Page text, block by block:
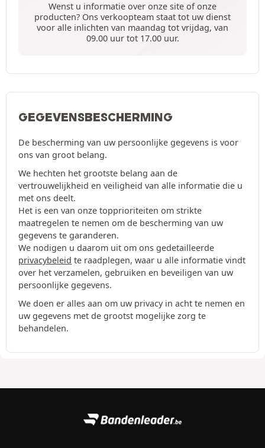
Wenst u informatie over onze site of onze
producten? Ons verkoopteam staat tot uw dienst
voor alle inlichten van maandag tot vrijdag, van
09.00 uur tot 17.00 uur.
GEGEVENSBESCHERMING
De bescherming van uw persoonlijke gegevens is voor
ons van groot belang.
We hechten het grootste belang aan de
vertrouwelijkheid en veiligheid van alle informatie die u
met ons deelt.
Het is een van onze topprioriteiten om strikte
maatregelen te nemen om de bescherming van uw
gegevens te garanderen.
We nodigen u daarom uit om ons gedetailleerde
privacybeleid te raadplegen, waar u alle informatie vindt
over het verzamelen, gebruiken en beveiligen van uw
persoonlijke gegevens.
We doen er alles aan om uw privacy in acht te nemen en
uw gegevens met de grootst mogelijke zorg te
behandelen.